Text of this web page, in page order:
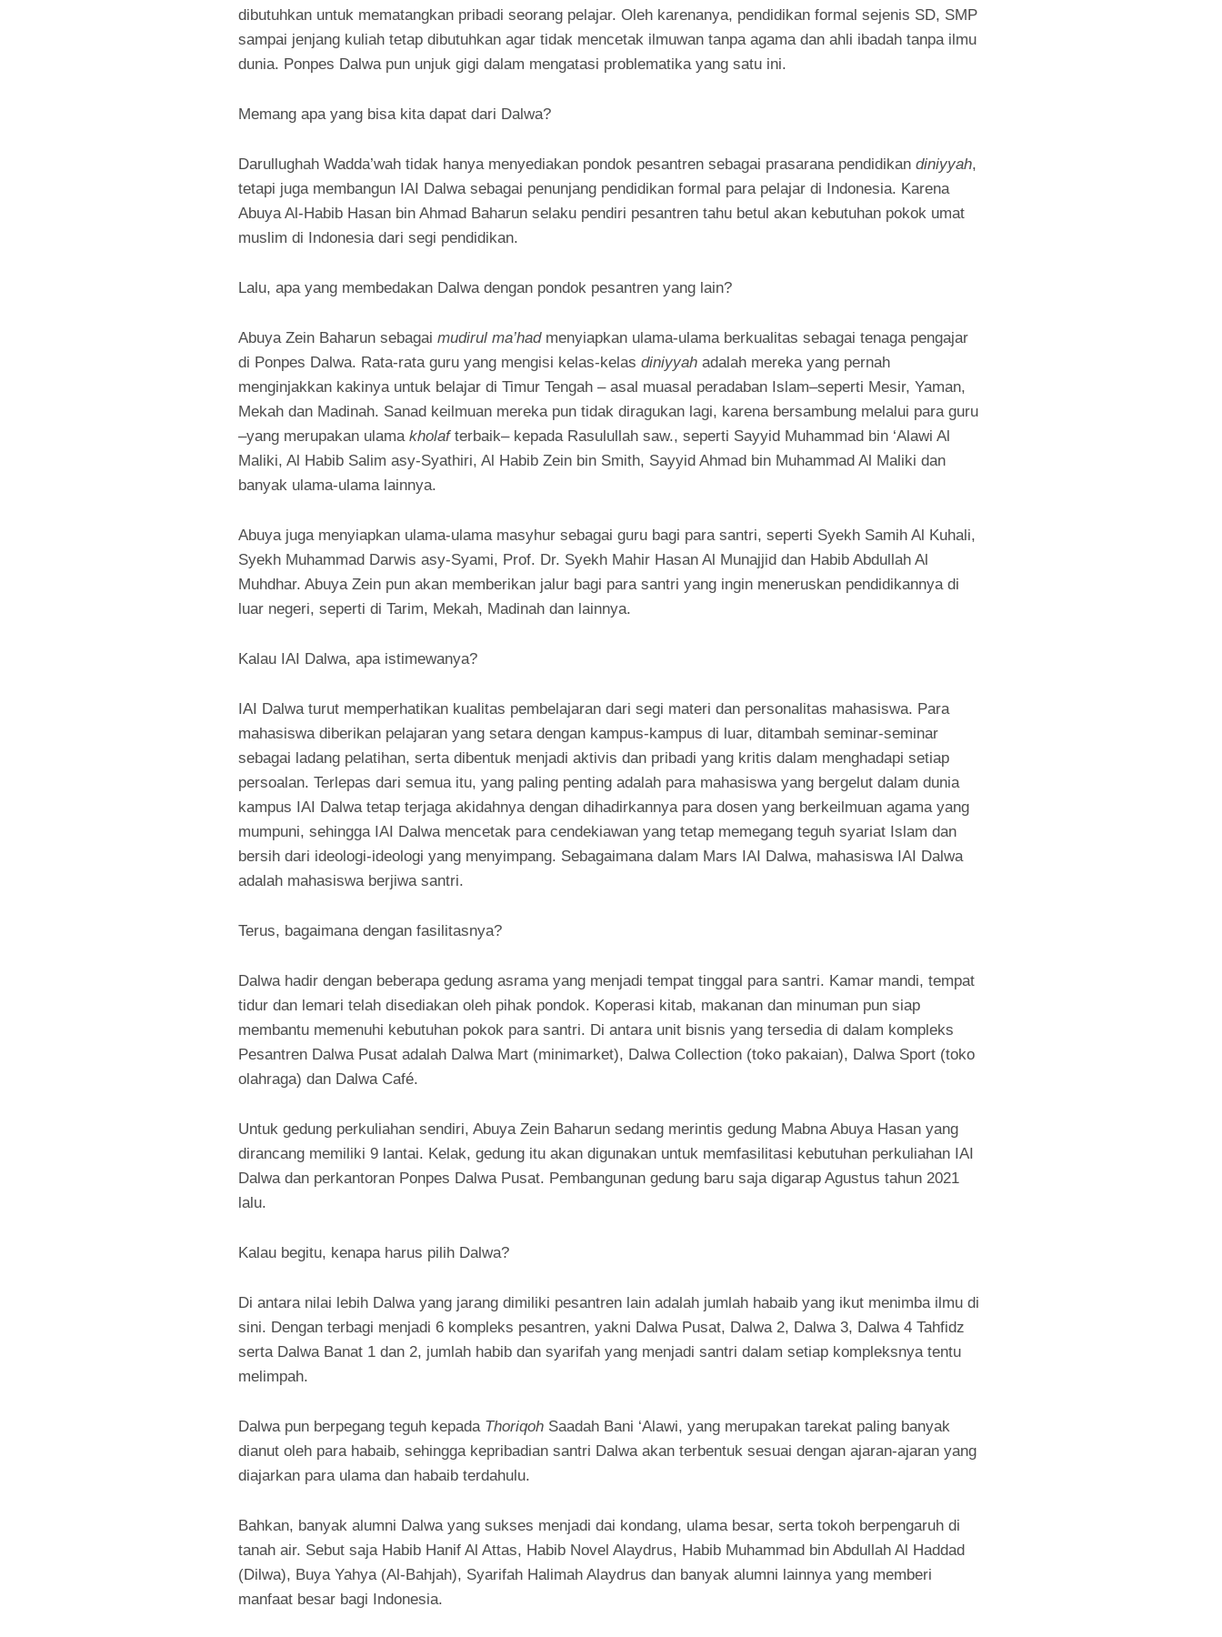
dibutuhkan untuk mematangkan pribadi seorang pelajar. Oleh karenanya, pendidikan formal sejenis SD, SMP
sampai jenjang kuliah tetap dibutuhkan agar tidak mencetak ilmuwan tanpa agama dan ahli ibadah tanpa ilmu
dunia. Ponpes Dalwa pun unjuk gigi dalam mengatasi problematika yang satu ini.
Memang apa yang bisa kita dapat dari Dalwa?
Darullughah Wadda’wah tidak hanya menyediakan pondok pesantren sebagai prasarana pendidikan diniyyah,
tetapi juga membangun IAI Dalwa sebagai penunjang pendidikan formal para pelajar di Indonesia. Karena
Abuya Al-Habib Hasan bin Ahmad Baharun selaku pendiri pesantren tahu betul akan kebutuhan pokok umat
muslim di Indonesia dari segi pendidikan.
Lalu, apa yang membedakan Dalwa dengan pondok pesantren yang lain?
Abuya Zein Baharun sebagai mudirul ma’had menyiapkan ulama-ulama berkualitas sebagai tenaga pengajar
di Ponpes Dalwa. Rata-rata guru yang mengisi kelas-kelas diniyyah adalah mereka yang pernah
menginjakkan kakinya untuk belajar di Timur Tengah – asal muasal peradaban Islam–seperti Mesir, Yaman,
Mekah dan Madinah. Sanad keilmuan mereka pun tidak diragukan lagi, karena bersambung melalui para guru
–yang merupakan ulama kholaf terbaik– kepada Rasulullah saw., seperti Sayyid Muhammad bin ‘Alawi Al
Maliki, Al Habib Salim asy-Syathiri, Al Habib Zein bin Smith, Sayyid Ahmad bin Muhammad Al Maliki dan
banyak ulama-ulama lainnya.
Abuya juga menyiapkan ulama-ulama masyhur sebagai guru bagi para santri, seperti Syekh Samih Al Kuhali,
Syekh Muhammad Darwis asy-Syami, Prof. Dr. Syekh Mahir Hasan Al Munajjid dan Habib Abdullah Al
Muhdhar. Abuya Zein pun akan memberikan jalur bagi para santri yang ingin meneruskan pendidikannya di
luar negeri, seperti di Tarim, Mekah, Madinah dan lainnya.
Kalau IAI Dalwa, apa istimewanya?
IAI Dalwa turut memperhatikan kualitas pembelajaran dari segi materi dan personalitas mahasiswa. Para
mahasiswa diberikan pelajaran yang setara dengan kampus-kampus di luar, ditambah seminar-seminar
sebagai ladang pelatihan, serta dibentuk menjadi aktivis dan pribadi yang kritis dalam menghadapi setiap
persoalan. Terlepas dari semua itu, yang paling penting adalah para mahasiswa yang bergelut dalam dunia
kampus IAI Dalwa tetap terjaga akidahnya dengan dihadirkannya para dosen yang berkeilmuan agama yang
mumpuni, sehingga IAI Dalwa mencetak para cendekiawan yang tetap memegang teguh syariat Islam dan
bersih dari ideologi-ideologi yang menyimpang. Sebagaimana dalam Mars IAI Dalwa, mahasiswa IAI Dalwa
adalah mahasiswa berjiwa santri.
Terus, bagaimana dengan fasilitasnya?
Dalwa hadir dengan beberapa gedung asrama yang menjadi tempat tinggal para santri. Kamar mandi, tempat
tidur dan lemari telah disediakan oleh pihak pondok. Koperasi kitab, makanan dan minuman pun siap
membantu memenuhi kebutuhan pokok para santri. Di antara unit bisnis yang tersedia di dalam kompleks
Pesantren Dalwa Pusat adalah Dalwa Mart (minimarket), Dalwa Collection (toko pakaian), Dalwa Sport (toko
olahraga) dan Dalwa Café.
Untuk gedung perkuliahan sendiri, Abuya Zein Baharun sedang merintis gedung Mabna Abuya Hasan yang
dirancang memiliki 9 lantai. Kelak, gedung itu akan digunakan untuk memfasilitasi kebutuhan perkuliahan IAI
Dalwa dan perkantoran Ponpes Dalwa Pusat. Pembangunan gedung baru saja digarap Agustus tahun 2021
lalu.
Kalau begitu, kenapa harus pilih Dalwa?
Di antara nilai lebih Dalwa yang jarang dimiliki pesantren lain adalah jumlah habaib yang ikut menimba ilmu di
sini. Dengan terbagi menjadi 6 kompleks pesantren, yakni Dalwa Pusat, Dalwa 2, Dalwa 3, Dalwa 4 Tahfidz
serta Dalwa Banat 1 dan 2, jumlah habib dan syarifah yang menjadi santri dalam setiap kompleksnya tentu
melimpah.
Dalwa pun berpegang teguh kepada Thoriqoh Saadah Bani ‘Alawi, yang merupakan tarekat paling banyak
dianut oleh para habaib, sehingga kepribadian santri Dalwa akan terbentuk sesuai dengan ajaran-ajaran yang
diajarkan para ulama dan habaib terdahulu.
Bahkan, banyak alumni Dalwa yang sukses menjadi dai kondang, ulama besar, serta tokoh berpengaruh di
tanah air. Sebut saja Habib Hanif Al Attas, Habib Novel Alaydrus, Habib Muhammad bin Abdullah Al Haddad
(Dilwa), Buya Yahya (Al-Bahjah), Syarifah Halimah Alaydrus dan banyak alumni lainnya yang memberi
manfaat besar bagi Indonesia.